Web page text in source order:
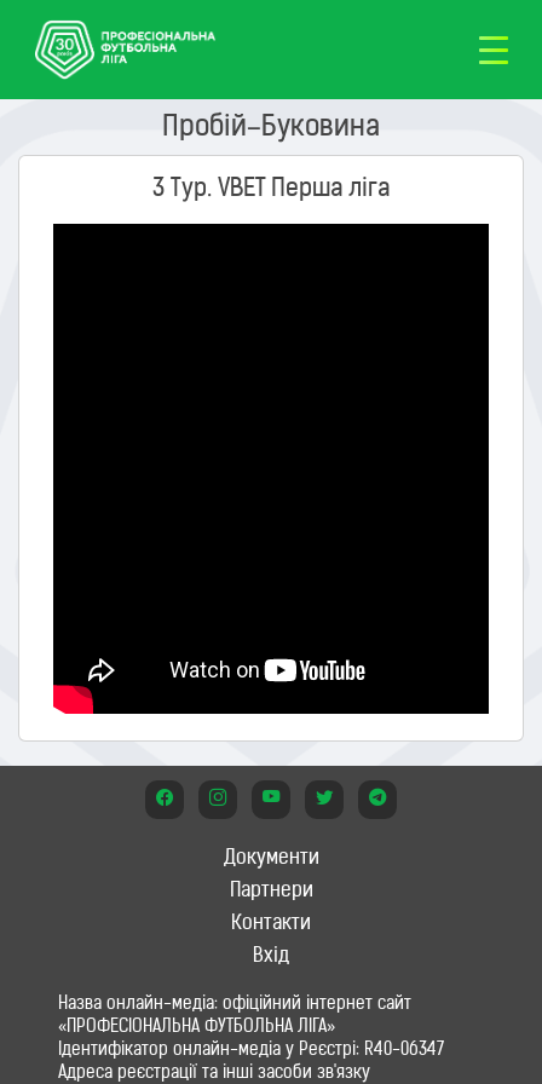
Пробій–Буковина
3 Тур. VBET Перша ліга
Документи
Партнери
Контакти
Вхід
Назва онлайн-медіа: офіційний інтернет сайт
«ПРОФЕСІОНАЛЬНА ФУТБОЛЬНА ЛІГА»
Ідентифікатор онлайн-медіа у Реєстрі: R40-06347
Адреса реєстрації та інші засоби зв'язку